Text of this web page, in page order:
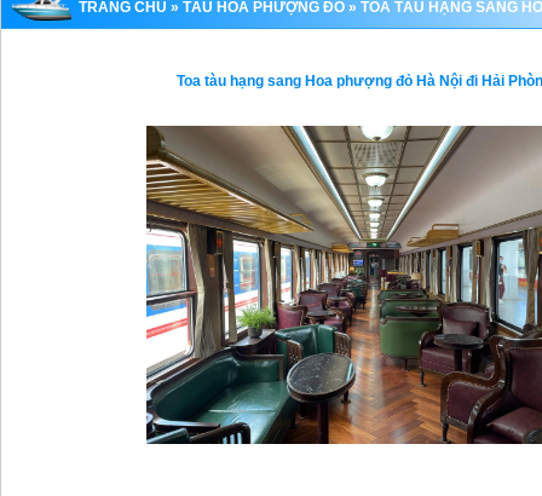
TRANG CHỦ » TÀU HOA PHƯỢNG ĐỎ » TOA TÀU HẠNG SANG
Toa tàu hạng sang Hoa phượng đỏ Hà Nội đi Hải